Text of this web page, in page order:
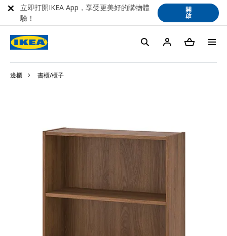
邊櫃 書櫃/櫃子
立即打開IKEA App，享受更美好的購物體
驗！
開
啟